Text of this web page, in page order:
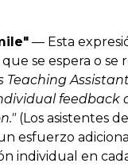
— Esta
se espera o se
Teaching
feedback
(Los asistentes
esfuerzo
individual en